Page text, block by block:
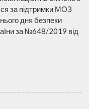
за підтримки МОЗ
дня безпеки
за №648/2019 від